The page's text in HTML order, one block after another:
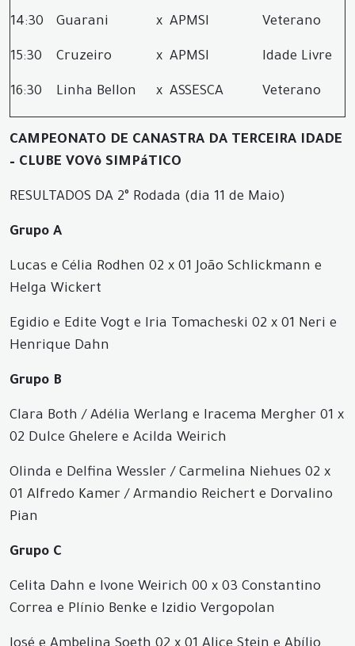
14:30 Guarani x APMSI Veterano
15:30 Cruzeiro x APMSI Idade Livre
16:30 Linha Bellon x ASSESCA Veterano
CAMPEONATO DE CANASTRA DA TERCEIRA IDADE
– CLUBE VOVô SIMPáTICO
RESULTADOS DA 2° Rodada (dia 11 de Maio)
Grupo A
Lucas e Célia Rodhen 02 x 01 João Schlickmann e
Helga Wickert
Egidio e Edite Vogt e Iria Tomacheski 02 x 01 Neri e
Henrique Dahn
Grupo B
Clara Both / Adélia Werlang e Iracema Mergher 01 x
02 Dulce Ghelere e Acilda Weirich
Olinda e Delfina Wessler / Carmelina Niehues 02 x
01 Alfredo Kamer / Armandio Reichert e Dorvalino
Pian
Grupo C
Celita Dahn e Ivone Weirich 00 x 03 Constantino
Correa e Plínio Benke e Izidio Vergopolan